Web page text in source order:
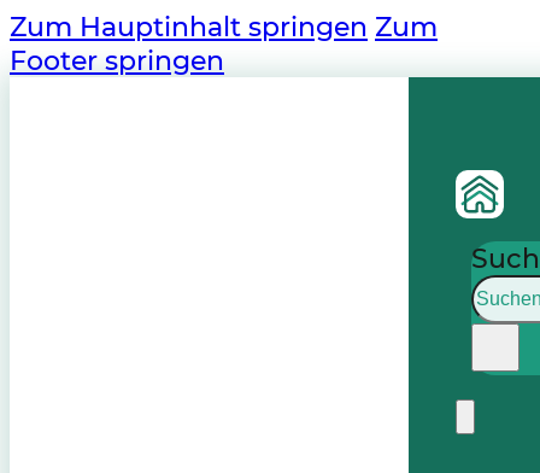
Zum Hauptinhalt springen Zum
Footer springen